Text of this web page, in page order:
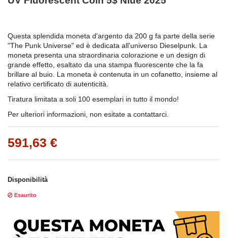
Questa splendida moneta d'argento da 200 g fa parte della serie
"The Punk Universe" ed è dedicata all'universo Dieselpunk. La
moneta presenta una straordinaria colorazione e un design di
grande effetto, esaltato da una stampa fluorescente che la fa
brillare al buio. La moneta è contenuta in un cofanetto, insieme al
relativo certificato di autenticità.
Tiratura limitata a soli 100 esemplari in tutto il mondo!
Per ulteriori informazioni, non esitate a contattarci.
591,63 €
Disponibilità
Esaurito